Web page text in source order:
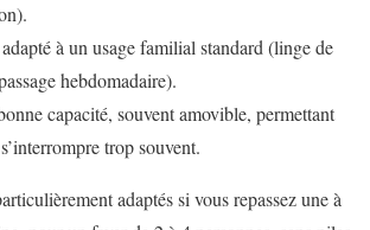
à un usage familial standard (linge de
hebdomadaire).
capacité, souvent amovible, permettant
trop souvent.
adaptés si vous repassez une à